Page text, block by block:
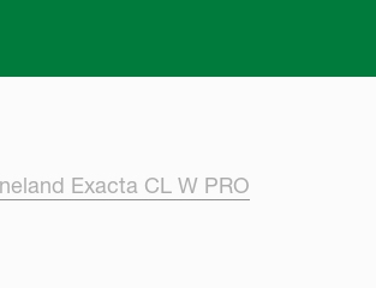
Exacta CL W PRO